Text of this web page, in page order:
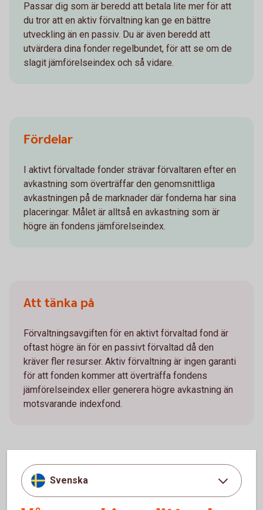
Passar dig som är beredd att betala lite mer för att
du tror att en aktiv förvaltning kan ge en bättre
utveckling än en passiv. Du är även beredd att
utvärdera dina fonder regelbundet, för att se om de
slagit jämförelseindex och så vidare.
Fördelar
I aktivt förvaltade fonder strävar förvaltaren efter en
avkastning som överträffar den genomsnittliga
avkastningen på de marknader där fonderna har sina
placeringar. Målet är alltså en avkastning som är
högre än fondens jämförelseindex.
Att tänka på
Förvaltningsavgiften för en aktivt förvaltad fond är
oftast högre än för en passivt förvaltad då den
kräver fler resurser. Aktiv förvaltning är ingen garanti
för att fonden kommer att överträffa fondens
jämförelseindex eller generera högre avkastning än
motsvarande indexfond.
Mer information
Svenska